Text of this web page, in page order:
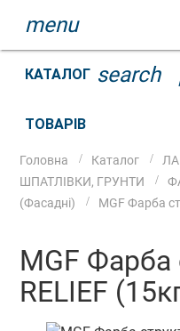
menu
КАТАЛОГ
ТОВАРІВ
search
Головна Каталог
ШПАТЛІВКИ, ГРУНТИ
(Фасадні)
MGF Фарба
MGF Фарба
RELIEF